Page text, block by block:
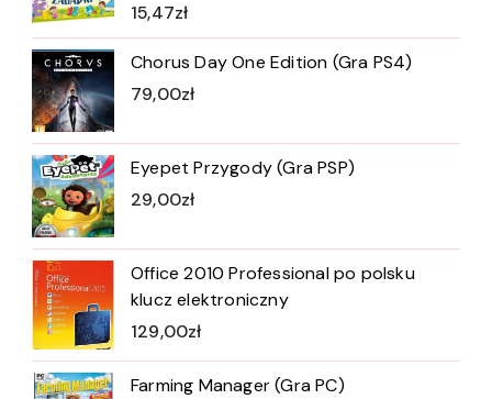
15,47zł
Chorus Day One Edition (Gra PS4)
79,00zł
Eyepet Przygody (Gra PSP)
29,00zł
Office 2010 Professional po polsku
klucz elektroniczny
129,00zł
Farming Manager (Gra PC)